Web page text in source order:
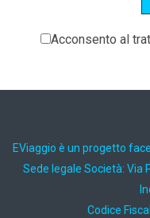
Acconsento al
EViaggio è un progetto
Sede legale Società: Via
Codice